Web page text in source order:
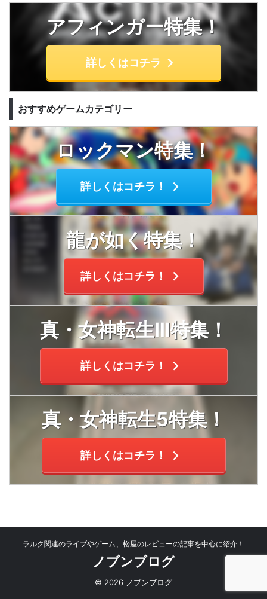
アフィンガー特集！
詳しくはコチラ
おすすめゲームカテゴリー
ロックマン特集！
詳しくはコチラ！
龍が如く特集！
詳しくはコチラ！
真・女神転生Ⅲ特集！
詳しくはコチラ！
真・女神転生5特集！
詳しくはコチラ！
ラルク関連のライブやゲーム、松屋のレビューの記事を中心に紹介！
ノブンブログ
© 2026 ノブンブログ